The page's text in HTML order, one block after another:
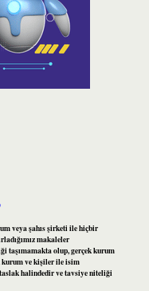
veya şahıs şirketi ile hiçbir
makaleler
taşımamakta olup, gerçek kurum
kurum ve kişiler ile isim
halindedir ve tavsiye niteliği